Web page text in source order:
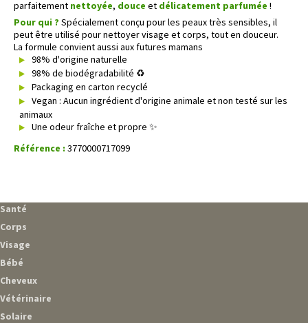
parfaitement nettoyée, douce et délicatement parfumée !
Pour qui ? Spécialement conçu pour les peaux très sensibles, il
peut être utilisé pour nettoyer visage et corps, tout en douceur.
La formule convient aussi aux futures mamans
98% d'origine naturelle
98% de biodégradabilité ♻️
Packaging en carton recyclé
Vegan : Aucun ingrédient d'origine animale et non testé sur les
animaux
Une odeur fraîche et propre✨
Référence : 3770000717099
Santé
Corps
Visage
Bébé
Cheveux
Vétérinaire
Solaire